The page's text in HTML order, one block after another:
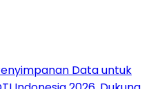
Data untuk